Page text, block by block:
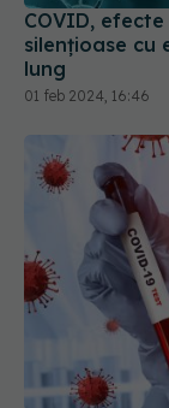
COVID,
silențioase cu
lung
01 feb 2024, 16:46